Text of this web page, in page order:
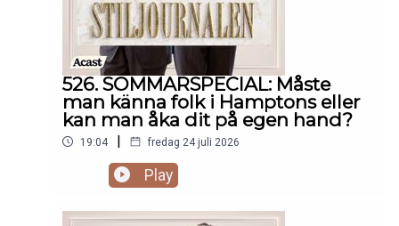
526. SOMMARSPECIAL: Måste
man känna folk i Hamptons eller
kan man åka dit på egen hand?
19:04 | fredag 24 juli 2026
Play